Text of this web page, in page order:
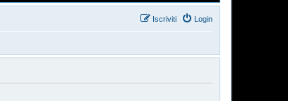
Login
Iscriviti